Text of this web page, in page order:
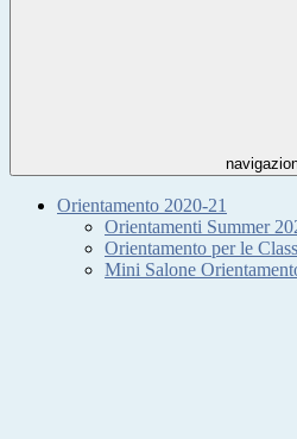
Orientamento 2020-21
Orientamenti Summer
Orientamento per le
Mini Salone